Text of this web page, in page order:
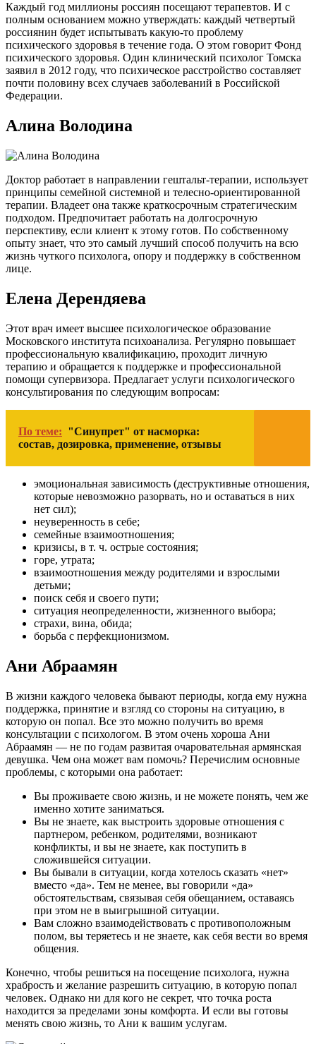
Каждый год миллионы россиян посещают терапевтов. И с
полным основанием можно утверждать: каждый четвертый
россиянин будет испытывать какую-то проблему
психического здоровья в течение года. О этом говорит Фонд
психического здоровья. Один клинический психолог Томска
заявил в 2012 году, что психическое расстройство составляет
почти половину всех случаев заболеваний в Российской
Федерации.
Алина Володина
Доктор работает в направлении гештальт-терапии, использует
принципы семейной системной и телесно-ориентированной
терапии. Владеет она также краткосрочным стратегическим
подходом. Предпочитает работать на долгосрочную
перспективу, если клиент к этому готов. По собственному
опыту знает, что это самый лучший способ получить на всю
жизнь чуткого психолога, опору и поддержку в собственном
лице.
Елена Дерендяева
Этот врач имеет высшее психологическое образование
Московского института психоанализа. Регулярно повышает
профессиональную квалификацию, проходит личную
терапию и обращается к поддержке и профессиональной
помощи супервизора. Предлагает услуги психологического
консультирования по следующим вопросам:
По теме: "Синупрет" от насморка:
состав, дозировка, применение, отзывы
эмоциональная зависимость (деструктивные отношения,
которые невозможно разорвать, но и оставаться в них
нет сил);
неуверенность в себе;
семейные взаимоотношения;
кризисы, в т. ч. острые состояния;
горе, утрата;
взаимоотношения между родителями и взрослыми
детьми;
поиск себя и своего пути;
ситуация неопределенности, жизненного выбора;
страхи, вина, обида;
борьба с перфекционизмом.
Ани Абраамян
В жизни каждого человека бывают периоды, когда ему нужна
поддержка, принятие и взгляд со стороны на ситуацию, в
которую он попал. Все это можно получить во время
консультации с психологом. В этом очень хороша Ани
Абраамян — не по годам развитая очаровательная армянская
девушка. Чем она может вам помочь? Перечислим основные
проблемы, с которыми она работает:
Вы проживаете свою жизнь, и не можете понять, чем же
именно хотите заниматься.
Вы не знаете, как выстроить здоровые отношения с
партнером, ребенком, родителями, возникают
конфликты, и вы не знаете, как поступить в
сложившейся ситуации.
Вы бывали в ситуации, когда хотелось сказать «нет»
вместо «да». Тем не менее, вы говорили «да»
обстоятельствам, связывая себя обещанием, оставаясь
при этом не в выигрышной ситуации.
Вам сложно взаимодействовать с противоположным
полом, вы теряетесь и не знаете, как себя вести во время
общения.
Конечно, чтобы решиться на посещение психолога, нужна
храбрость и желание разрешить ситуацию, в которую попал
человек. Однако ни для кого не секрет, что точка роста
находится за пределами зоны комфорта. И если вы готовы
менять свою жизнь, то Ани к вашим услугам.